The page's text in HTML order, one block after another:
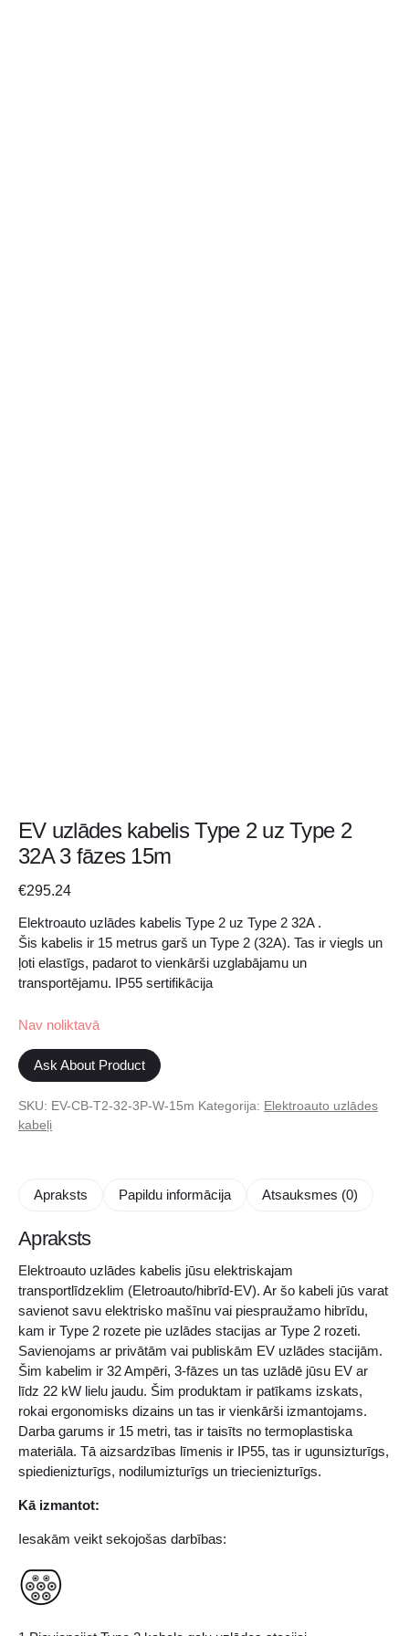
EV uzlādes kabelis Type 2 uz Type 2
32A 3 fāzes 15m
€295.24
Elektroauto uzlādes kabelis Type 2 uz Type 2 32A .
Šis kabelis ir 15 metrus garš un Type 2 (32A). Tas ir viegls un
ļoti elastīgs, padarot to vienkārši uzglabājamu un
transportējamu. IP55 sertifikācija
Nav noliktavā
Ask About Product
SKU: EV-CB-T2-32-3P-W-15m Kategorija: Elektroauto uzlādes
kabeļi
Apraksts Papildu informācija Atsauksmes (0)
Apraksts
Elektroauto uzlādes kabelis jūsu elektriskajam
transportlīdzeklim (Eletroauto/hibrīd-EV). Ar šo kabeli jūs varat
savienot savu elektrisko mašīnu vai piespraužamo hibrīdu,
kam ir Type 2 rozete pie uzlādes stacijas ar Type 2 rozeti.
Savienojams ar privātām vai publiskām EV uzlādes stacijām.
Šim kabelim ir 32 Ampēri, 3-fāzes un tas uzlādē jūsu EV ar
līdz 22 kW lielu jaudu. Šim produktam ir patīkams izskats,
rokai ergonomisks dizains un tas ir vienkārši izmantojams.
Darba garums ir 15 metri, tas ir taisīts no termoplastiska
materiāla. Tā aizsardzības līmenis ir IP55, tas ir ugunsizturīgs,
spiedienizturīgs, nodilumizturīgs un triecienizturīgs.
Kā izmantot:
Iesakām veikt sekojošas darbības: